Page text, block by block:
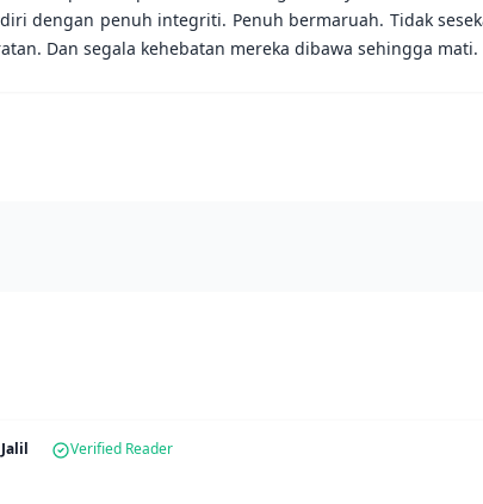
dengan penuh integriti. Penuh bermaruah. Tidak
Dan segala kehebatan mereka dibawa sehingga
Verified Reader